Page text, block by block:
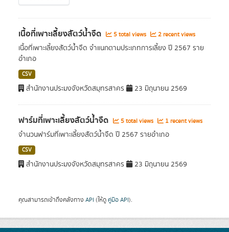
เนื้อที่เพาะเลี้ยงสัตว์น้ำจืด 5 total views 2 recent views
เนื้อที่เพาะเลี้ยงสัตว์น้ำจืด จำแนกตามประเภทการเลี้ยง ปี 2567 ราย
อำเภอ
CSV
สำนักงานประมงจังหวัดสมุทรสาคร 23 มิถุนายน 2569
ฟาร์มที่เพาะเลี้ยงสัตว์น้ำจืด 5 total views 1 recent views
จำนวนฟาร์มที่เพาะเลี้ยงสัตว์น้ำจืด ปี 2567 รายอำเภอ
CSV
สำนักงานประมงจังหวัดสมุทรสาคร 23 มิถุนายน 2569
คุณสามารถเข้าถึงคลังทาง API (ให้ดู คู่มือ API).